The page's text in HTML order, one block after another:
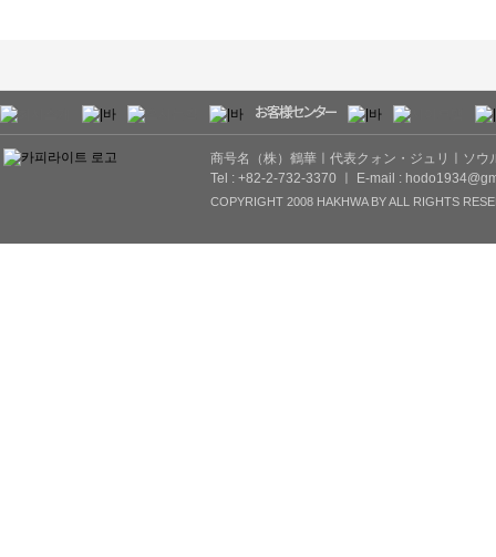
商号名（株）鶴華ㅣ代表クォン・ジュリㅣソ
Tel : +82-2-732-3370 ㅣ E-mail :
COPYRIGHT 2008 HAKHWA BY ALL RIGHTS